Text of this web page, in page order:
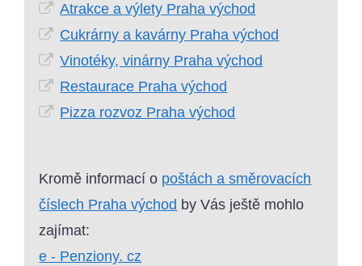
Atrakce a výlety Praha východ
Cukrárny a kavárny Praha východ
Vinotéky, vinárny Praha východ
Restaurace Praha východ
Pizza rozvoz Praha východ
Kromě informací o poštách a směrovacích
číslech Praha východ by Vás ještě mohlo
zajímat:
e - Penziony. cz